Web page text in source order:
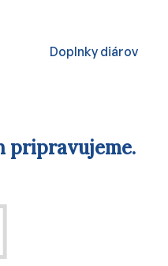
Doplnky diárov
pripravujeme.